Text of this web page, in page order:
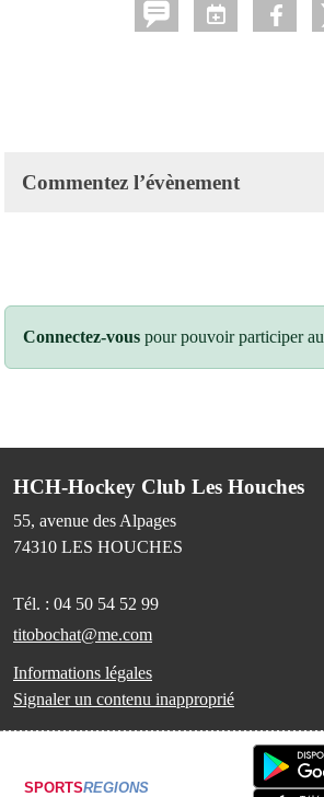
Commentez l’évènement
Connectez-vous pour pouvoir participer
HCH-Hockey Club Les Houches
55, avenue des Alpages
74310 LES HOUCHES
Tél. : 04 50 54 52 99
titobochat@me.com
Informations légales
Signaler un contenu inapproprié
SPORTSREGIONS